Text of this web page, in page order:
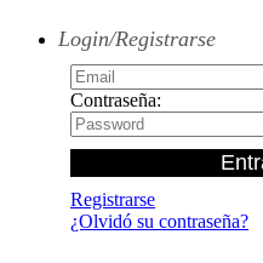
Login/Registrarse
Contraseña:
Registrarse
¿Olvidó su contraseña?